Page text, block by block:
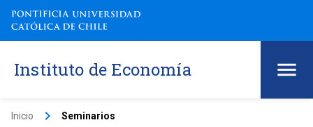
Instituto de Economía
Inicio keyboard_arrow_right Seminarios